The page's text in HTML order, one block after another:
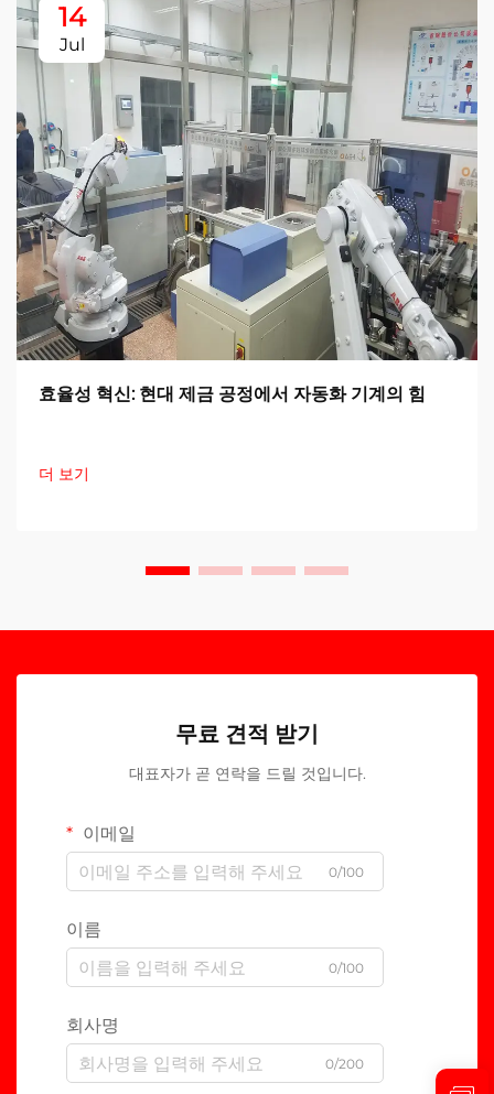
14
Jul
효율성 혁신: 현대 제금 공정에서 자동화 기계의 힘
더 보기
무료 견적 받기
대표자가 곧 연락을 드릴 것입니다.
이메일
0/100
이름
0/100
회사명
0/200